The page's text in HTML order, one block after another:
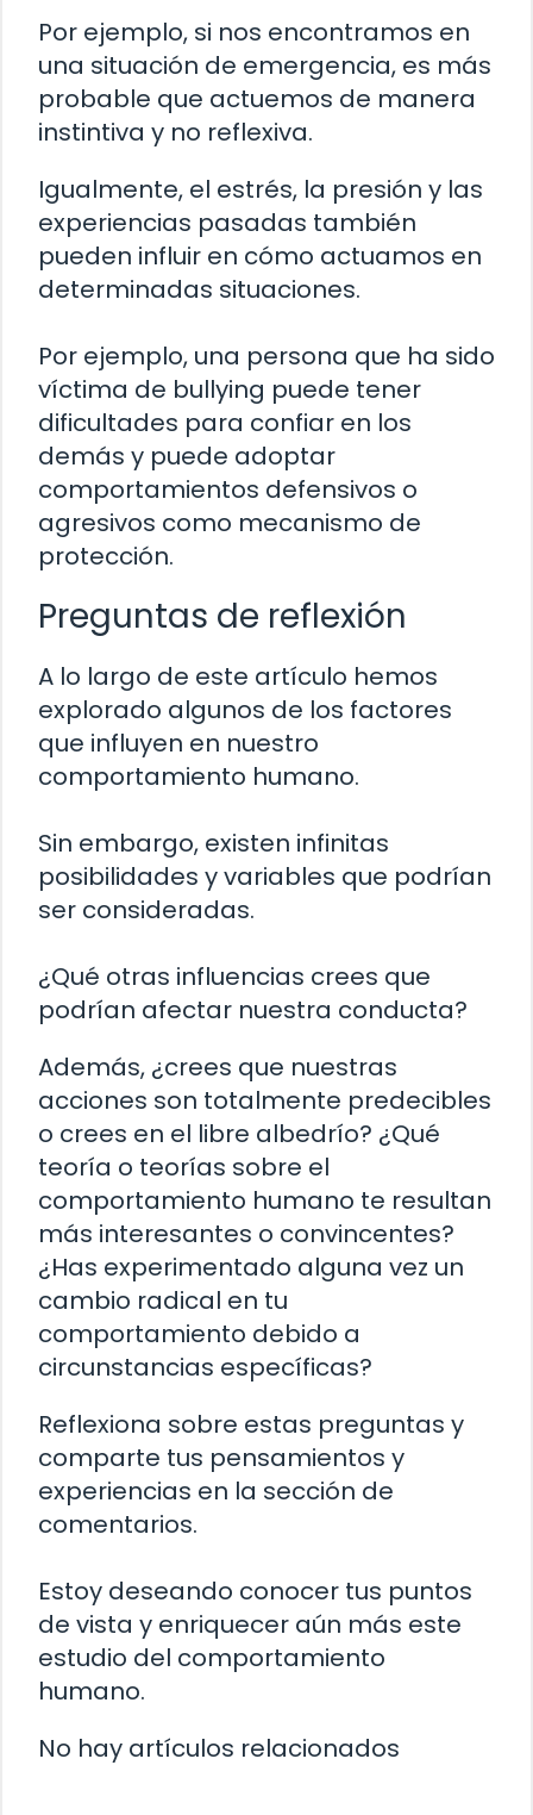
Por ejemplo, si nos encontramos en
una situación de emergencia, es más
probable que actuemos de manera
instintiva y no reflexiva.
Igualmente, el estrés, la presión y las
experiencias pasadas también
pueden influir en cómo actuamos en
determinadas situaciones.
Por ejemplo, una persona que ha sido
víctima de bullying puede tener
dificultades para confiar en los
demás y puede adoptar
comportamientos defensivos o
agresivos como mecanismo de
protección.
Preguntas de reflexión
A lo largo de este artículo hemos
explorado algunos de los factores
que influyen en nuestro
comportamiento humano.
Sin embargo, existen infinitas
posibilidades y variables que podrían
ser consideradas.
¿Qué otras influencias crees que
podrían afectar nuestra conducta?
Además, ¿crees que nuestras
acciones son totalmente predecibles
o crees en el libre albedrío? ¿Qué
teoría o teorías sobre el
comportamiento humano te resultan
más interesantes o convincentes?
¿Has experimentado alguna vez un
cambio radical en tu
comportamiento debido a
circunstancias específicas?
Reflexiona sobre estas preguntas y
comparte tus pensamientos y
experiencias en la sección de
comentarios.
Estoy deseando conocer tus puntos
de vista y enriquecer aún más este
estudio del comportamiento
humano.
No hay artículos relacionados